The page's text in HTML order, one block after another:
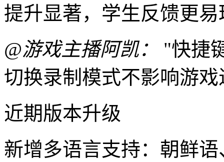
提升显著，学生反馈更
@游戏主播阿凯：
"快捷
切换录制模式不影响游
近期版本升级
新增多语言支持：朝鲜